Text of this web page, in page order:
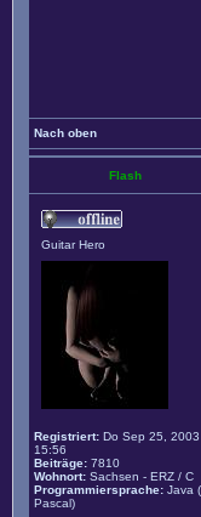
Nach oben
Flash
Guitar Hero
Registriert: Do Sep 25, 2003
15:56
Beiträge: 7810
Wohnort: Sachsen - ERZ / C
Programmiersprache: Java (,
Pascal)